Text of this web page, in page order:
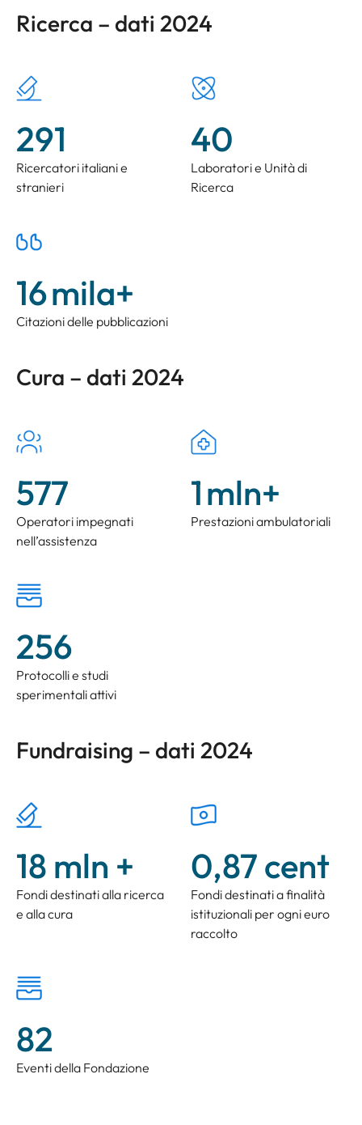
Ricerca – dati 2024
291
Ricercatori italiani e
stranieri
40
Laboratori e Unità di
Ricerca
16mila+
Citazioni delle pubblicazioni
Cura – dati 2024
577
Operatori impegnati
nell’assistenza
1mln+
Prestazioni ambulatoriali
256
Protocolli e studi
sperimentali attivi
Fundraising – dati 2024
18 mln +
Fondi destinati alla ricerca
e alla cura
0,87cent
Fondi destinati a finalità
istituzionali per ogni euro
raccolto
82
Eventi della Fondazione